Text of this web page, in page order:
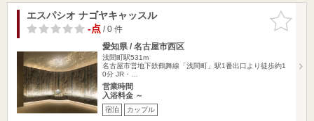
お気に入
りに追加
エスパシオ ナゴヤキャッスル
-点/ 0 件
愛知県 / 名古屋市西区
浅間町駅531m
名古屋市営地下鉄鶴舞線「浅間町」駅1番出口より徒歩約1
0分 JR・…
営業時間
入浴料金 ～
宿泊 カップル